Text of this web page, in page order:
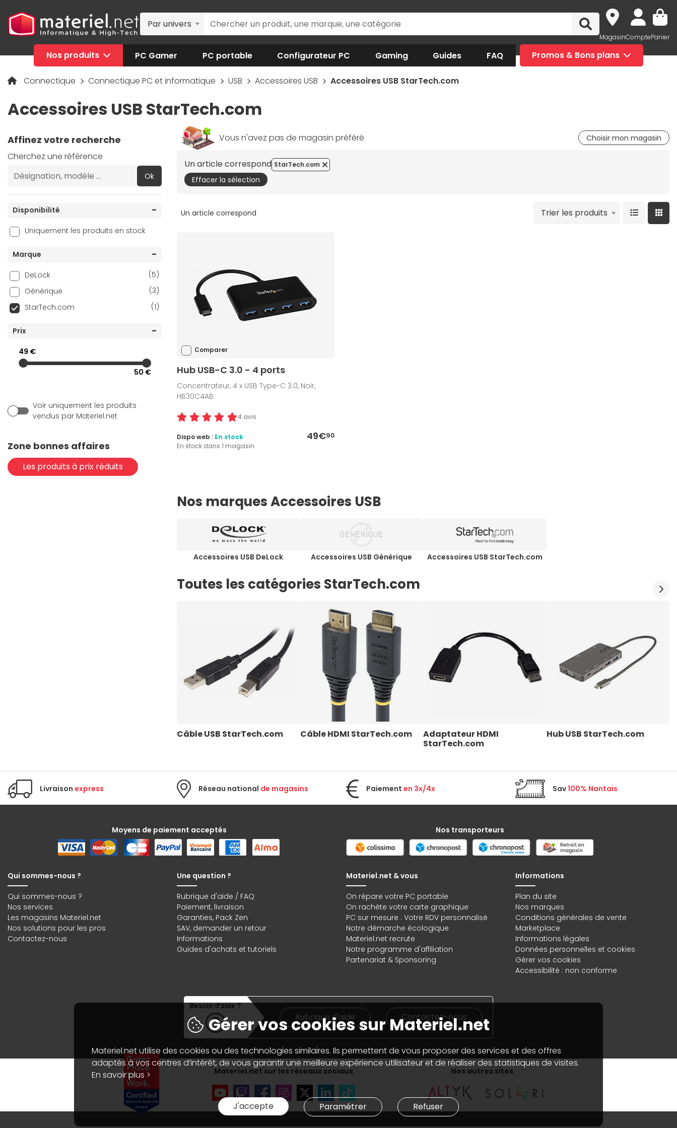
Par univers
MagasinComptePanier
Nos produits PC Gamer PC portable Configurateur PC Gaming Guides FAQ Promos & Bons plans
Connectique Connectique PC et informatique USB Accessoires USB Accessoires USB StarTech.com
Accessoires USB StarTech.com
Affinez votre recherche
Cherchez une référence
Ok
Disponibilité
Uniquement les produits en stock
Marque
DeLock
(5)
Générique
(3)
StarTech.com
(1)
Prix
49 €
50 €
Voir uniquement les produits
vendus par Materiel.net
Zone bonnes affaires
Les produits à prix réduits
Vous n'avez pas de magasin préféré Choisir mon magasin
Un article correspond
Effacer la sélection
StarTech.com
Un article correspond Trier les produits
Comparer
Hub USB-C 3.0 - 4 ports
Concentrateur, 4 x USB Type-C 3.0, Noir,
HB30C4AB
4 avis
49€90
Dispo web : En stock
En stock dans 1 magasin
Nos marques Accessoires USB
Accessoires USB DeLock Accessoires USB Générique Accessoires USB StarTech.com
Toutes les catégories StarTech.com
Câble USB StarTech.com Câble HDMI StarTech.com
Adaptateur HDMI
StarTech.com
Hub USB StarTech.com
Livraison express Réseau national de magasins Paiement en 3x/4x Sav100% Nantais
Moyens de paiement acceptés Nos transporteurs
Qui sommes-nous ?
Qui sommes-nous ?
Nos services
Les magasins Materiel.net
Nos solutions pour les pros
Contactez-nous
Une question ?
Rubrique d'aide / FAQ
Paiement, livraison
Garanties, Pack Zen
SAV, demander un retour
Informations
Guides d'achats et tutoriels
Materiel.net & vous
On répare votre PC portable
On rachète votre carte graphique
PC sur mesure : Votre RDV personnalisé
Notre démarche écologique
Materiel.net recrute
Notre programme d'affiliation
Partenariat & Sponsoring
Informations
Plan du site
Nos marques
Conditions générales de vente
Marketplace
Informations légales
Données personnelles et cookies
Gérer vos cookies
Accessibilité : non conforme
Rubrique d'aide Contactez-nous
Materiel.net sur les réseaux sociaux Nos autres sites
Gérer vos cookies sur Materiel.net
Materiel.net utilise des cookies ou des technologies similaires. Ils permettent de vous proposer des services et des offres
adaptés à vos centres d’intérêt, de vous garantir une meilleure expérience utilisateur et de réaliser des statistiques de visites.
En savoir plus >
J'accepte Paramétrer Refuser